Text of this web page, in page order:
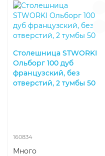
Столешница STWORKI
Ольборг 100 дуб
французский, без
отверстий, 2 тумбы 50
160834
Много